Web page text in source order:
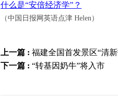
什么是“安倍经济学”？
（中国日报网英语点津 Helen）
上一篇 : 福建全国首发景区“清
下一篇 : “转基因奶牛”将入市